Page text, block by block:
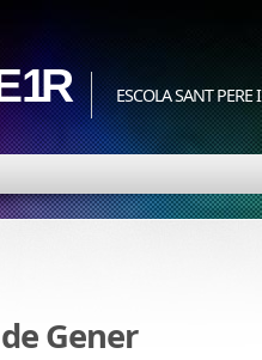
1R ESCOLA SANT PERE
Gener